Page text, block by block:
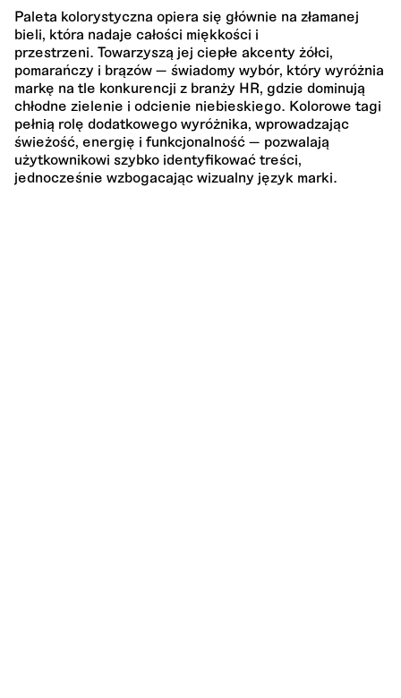
Paleta kolorystyczna opiera się głównie na złamanej
bieli, która nadaje całości miękkości i
przestrzeni. Towarzyszą jej ciepłe akcenty żółci,
pomarańczy i brązów — świadomy wybór, który wyróżnia
markę na tle konkurencji z branży HR, gdzie dominują
chłodne zielenie i odcienie niebieskiego. Kolorowe tagi
pełnią rolę dodatkowego wyróżnika, wprowadzając
świeżość, energię i funkcjonalność — pozwalają
użytkownikowi szybko identyfikować treści,
jednocześnie wzbogacając wizualny język marki.